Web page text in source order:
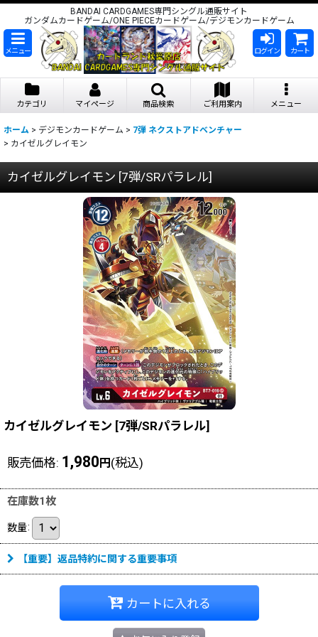
BANDAI CARDGAMES専門シングル通販サイト
ガンダムカードゲーム/ONE PIECEカードゲーム/デジモンカードゲーム
メニュー ログイン カート
カテゴリ マイページ 商品検索 ご利用案内 メニュー
ホーム > デジモンカードゲーム > 7弾 ネクストアドベンチャー
> カイゼルグレイモン
カイゼルグレイモン [7弾/SRパラレル]
カイゼルグレイモン [7弾/SRパラレル]
販売価格: 1,980 円 (税込)
在庫数1枚
数量:
【重要】返品特約に関する重要事項
カートに入れる